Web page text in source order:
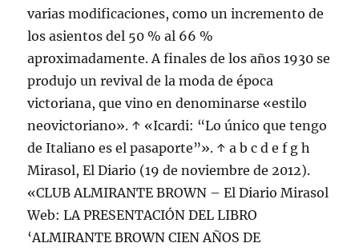
varias modificaciones, como un incremento de
los asientos del 50 % al 66 %
aproximadamente. A finales de los años 1930 se
produjo un revival de la moda de época
victoriana, que vino en denominarse «estilo
neovictoriano». ↑ «Icardi: “Lo único que tengo
de Italiano es el pasaporte”». ↑ a b c d e f g h
Mirasol, El Diario (19 de noviembre de 2012).
«CLUB ALMIRANTE BROWN – El Diario Mirasol
Web: LA PRESENTACIÓN DEL LIBRO
‘ALMIRANTE BROWN CIEN AÑOS DE